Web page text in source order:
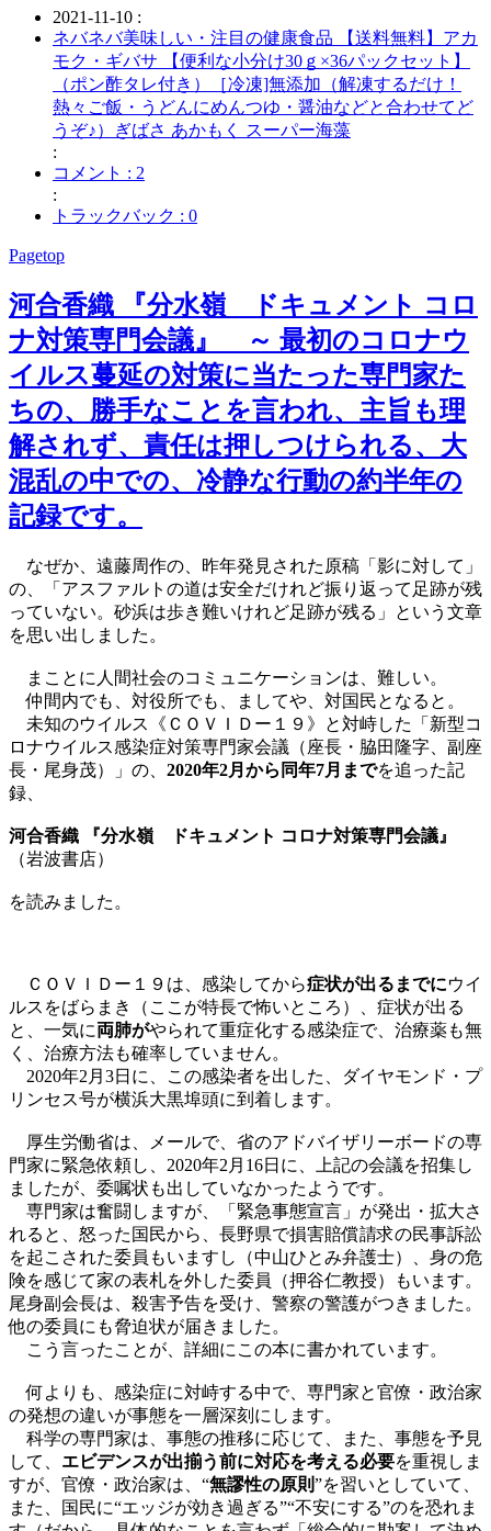
2021-11-10 :
ネバネバ美味しい・注目の健康食品 【送料無料】アカ
モク・ギバサ 【便利な小分け30ｇ×36パックセット】
（ポン酢タレ付き）［冷凍]無添加（解凍するだけ！
熱々ご飯・うどんにめんつゆ・醤油などと合わせてど
うぞ♪）ぎばさ あかもく スーパー海藻
:
コメント : 2
:
トラックバック : 0
Pagetop
河合香織 『分水嶺 ドキュメント コロ
ナ対策専門会議』 ～ 最初のコロナウ
イルス蔓延の対策に当たった専門家た
ちの、勝手なことを言われ、主旨も理
解されず、責任は押しつけられる、大
混乱の中での、冷静な行動の約半年の
記録です。
なぜか、遠藤周作の、昨年発見された原稿「影に対して」
の、「アスファルトの道は安全だけれど振り返って足跡が残
っていない。砂浜は歩き難いけれど足跡が残る」という文章
を思い出しました。
まことに人間社会のコミュニケーションは、難しい。
仲間内でも、対役所でも、ましてや、対国民となると。
未知のウイルス《ＣＯＶＩＤー１９》と対峙した「新型コ
ロナウイルス感染症対策専門家会議（座長・脇田隆字、副座
長・尾身茂）」の、 2020年2月から同年7月までを追った記
録、
河合香織 『分水嶺 ドキュメント コロナ対策専門会議』
（岩波書店）
を読みました。
ＣＯＶＩＤー１９は、感染してから症状が出るまでにウイ
ルスをばらまき（ここが特長で怖いところ）、症状が出る
と、一気に両肺がやられて重症化する感染症で、治療薬も無
く、治療方法も確率していません。
2020年2月3日に、この感染者を出した、ダイヤモンド・プ
リンセス号が横浜大黒埠頭に到着します。
厚生労働省は、メールで、省のアドバイザリーボードの専
門家に緊急依頼し、2020年2月16日に、上記の会議を招集し
ましたが、委嘱状も出していなかったようです。
専門家は奮闘しますが、「緊急事態宣言」が発出・拡大さ
れると、怒った国民から、長野県で損害賠償請求の民事訴訟
を起こされた委員もいますし（中山ひとみ弁護士）、身の危
険を感じて家の表札を外した委員（押谷仁教授）もいます。
尾身副会長は、殺害予告を受け、警察の警護がつきました。
他の委員にも脅迫状が届きました。
こう言ったことが、詳細にこの本に書かれています。
何よりも、感染症に対峙する中で、専門家と官僚・政治家
の発想の違いが事態を一層深刻にします。
科学の専門家は、事態の推移に応じて、また、事態を予見
して、 エビデンスが出揃う前に対応を考える必要を重視しま
すが、官僚・政治家は、“無謬性の原則”を習いとしていて、
また、国民に“エッジが効き過ぎる”“不安にする”のを恐れま